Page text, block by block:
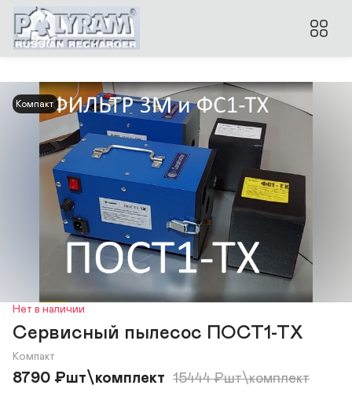
Компакт
Нет в наличии
Сервисный пылесос ПОСТ1-ТХ
Компакт
8790 ₽шт\комплект 15444₽шт\комплект